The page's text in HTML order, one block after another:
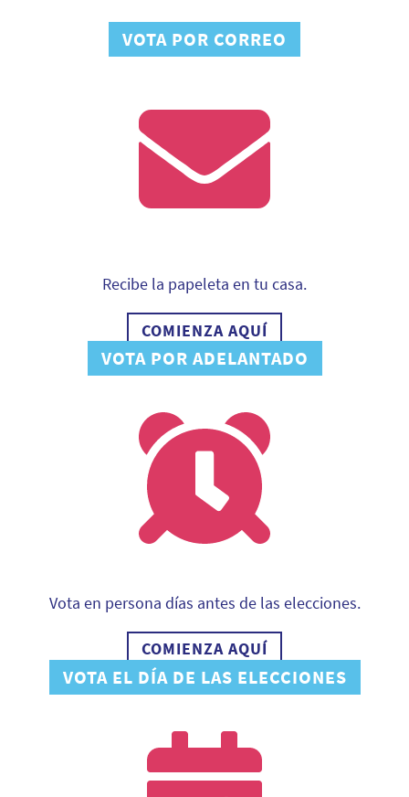
VOTA POR CORREO
Recibe la papeleta en tu casa.
COMIENZA AQUÍ
VOTA POR ADELANTADO
Vota en persona días antes de las elecciones.
COMIENZA AQUÍ
VOTA EL DÍA DE LAS ELECCIONES